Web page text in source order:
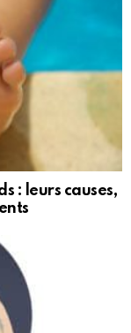
: leurs causes,